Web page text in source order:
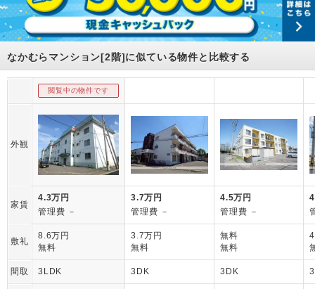
なかむらマンション[2階]に似ている物件と比較する
閲覧中の物件です
外観
家賃
4.3万円
管理費 －
3.7万円
管理費 －
4.5万円
管理費 －
敷礼
8.6万円
無料
3.7万円
無料
無料
無料
間取 3LDK 3DK 3DK